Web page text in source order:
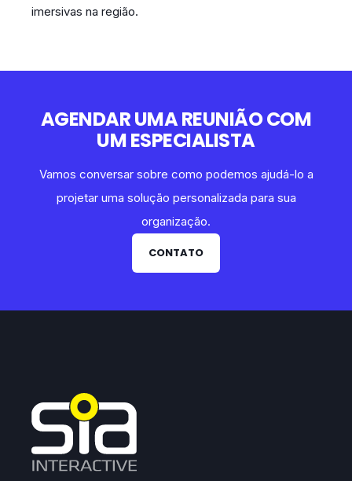
imersivas na região.
AGENDAR UMA REUNIÃO COM
UM ESPECIALISTA
Vamos conversar sobre como podemos ajudá-lo a
projetar uma solução personalizada para sua
organização.
CONTATO